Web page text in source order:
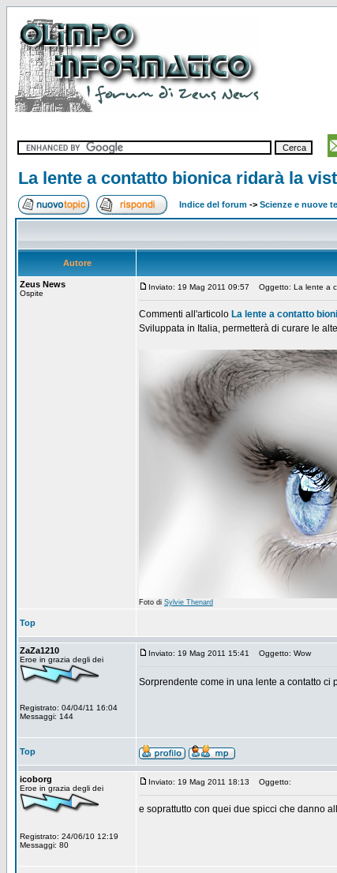
La lente a contatto bionica ridarà la
Indice del forum -> Scienze e nuove
Autore
Zeus News
Ospite
Inviato: 19 Mag 2011 09:57 Oggetto: La lente a
Commenti all'articolo La lente a contatto
Sviluppata in Italia, permetterà di curare le
Foto di Sylvie Thenard
Top
ZaZa1210
Eroe in grazia degli dei
Registrato: 04/04/11 16:04
Messaggi: 144
Inviato: 19 Mag 2011 15:41 Oggetto: Wow
Sorprendente come in una lente a contatto
Top
icoborg
Eroe in grazia degli dei
Registrato: 24/06/10 12:19
Messaggi: 80
Inviato: 19 Mag 2011 18:13 Oggetto:
e soprattutto con quei due spicci che danno